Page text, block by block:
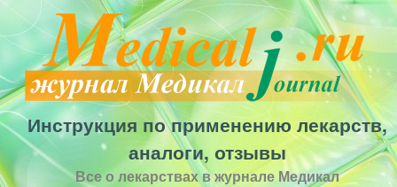
Перейти
к
основному
содержанию
Инструкция по применению лекарств,
аналоги, отзывы
Все о лекарствах в журнале Медикал